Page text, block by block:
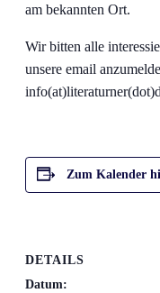
am bekannten Ort.
Wir bitten alle
unsere email
Zum Kalender
DETAILS
Datum: